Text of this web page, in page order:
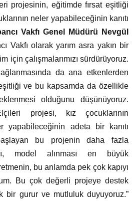
projesinin, eğitimde fırsat eşitliği
neler yapabileceğinin kanıtı
Vakfı Genel Müdürü Nevgül
Vakfı olarak yarım asra yakın bir
için çalışmalarımızı sürdürüyoruz.
da ana etkenlerden
ve bu kapsamda da özellikle
olduğunu düşünüyoruz.
projesi, kız çocuklarının
yapabileceğinin adeta bir kanıtı
bu projenin daha fazla
model alınması en büyük
bu anlamda pek çok kapıyı
Bu çok değerli projeye destek
bir gurur ve mutluluk duyuyoruz.”